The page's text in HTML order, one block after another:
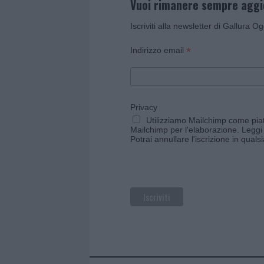
Vuoi rimanere sempre
Iscriviti alla newsletter di Gallura
Indirizzo email *
Privacy
Utilizziamo Mailchimp come
Mailchimp per l'elaborazione.
Potrai annullare l'iscrizione in